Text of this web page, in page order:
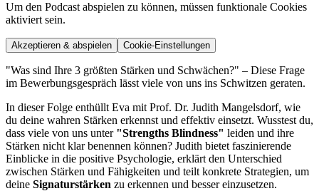
Um den Podcast abspielen zu können, müssen funktionale Cookies
aktiviert sein.
Akzeptieren & abspielen Cookie-Einstellungen
"Was sind Ihre 3 größten Stärken und Schwächen?" – Diese Frage
im Bewerbungsgespräch lässt viele von uns ins Schwitzen geraten.
In dieser Folge enthüllt Eva mit Prof. Dr. Judith Mangelsdorf, wie
du deine wahren Stärken erkennst und effektiv einsetzt. Wusstest du,
dass viele von uns unter "Strengths Blindness" leiden und ihre
Stärken nicht klar benennen können? Judith bietet faszinierende
Einblicke in die positive Psychologie, erklärt den Unterschied
zwischen Stärken und Fähigkeiten und teilt konkrete Strategien, um
deine Signaturstärken zu erkennen und besser einzusetzen.